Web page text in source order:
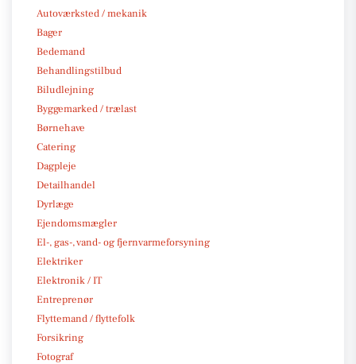
Autoværksted / mekanik
Bager
Bedemand
Behandlingstilbud
Biludlejning
Byggemarked / trælast
Børnehave
Catering
Dagpleje
Detailhandel
Dyrlæge
Ejendomsmægler
El-, gas-, vand- og fjernvarmeforsyning
Elektriker
Elektronik / IT
Entreprenør
Flyttemand / flyttefolk
Forsikring
Fotograf